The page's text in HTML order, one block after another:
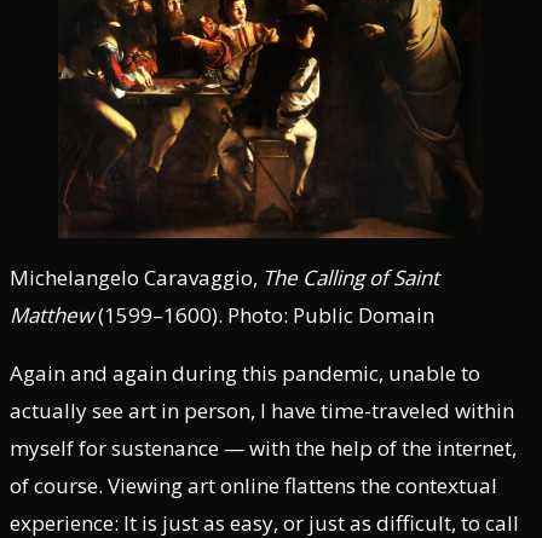
Michelangelo Caravaggio, The Calling of Saint
Matthew(1599–1600). Photo: Public Domain
Again and again during this pandemic, unable to
actually see art in person, I have time-traveled within
myself for sustenance — with the help of the internet,
of course. Viewing art online flattens the contextual
experience: It is just as easy, or just as difficult, to call